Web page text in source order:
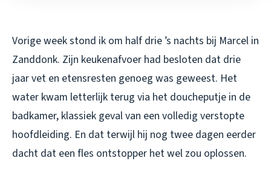
Vorige week stond ik om half drie ’s nachts bij Marcel in
Zanddonk. Zijn keukenafvoer had besloten dat drie
jaar vet en etensresten genoeg was geweest. Het
water kwam letterlijk terug via het doucheputje in de
badkamer, klassiek geval van een volledig verstopte
hoofdleiding. En dat terwijl hij nog twee dagen eerder
dacht dat een fles ontstopper het wel zou oplossen.